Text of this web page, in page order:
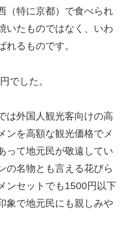
（特に京都）で食べられ
いたものではなく、いわ
れるものです。
でした。
は外国人観光客向けの高
ンを高額な観光価格でメ
って地元民が敬遠してい
の名物とも言える花びら
ンセットでも1500円以下
象で地元民にも親しみや